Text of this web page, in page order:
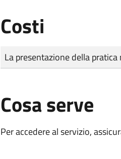
Costi
Tipo di pagamento
Importo
La presentazione della
Cosa serve
Per accedere al servizio,